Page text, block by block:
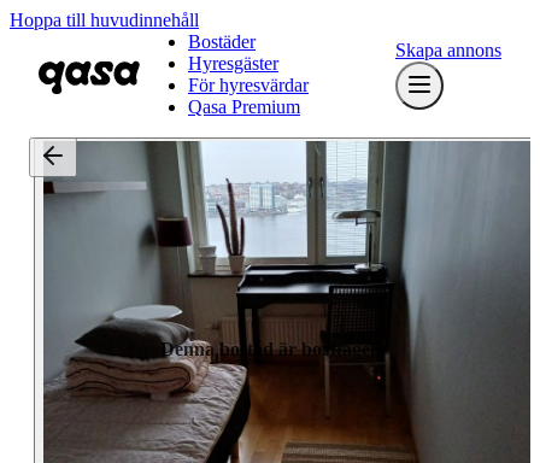
Hoppa till huvudinnehåll
Bostäder
Hyresgäster
För hyresvärdar
Qasa Premium
Skapa annons
Denna bostad är borttagen